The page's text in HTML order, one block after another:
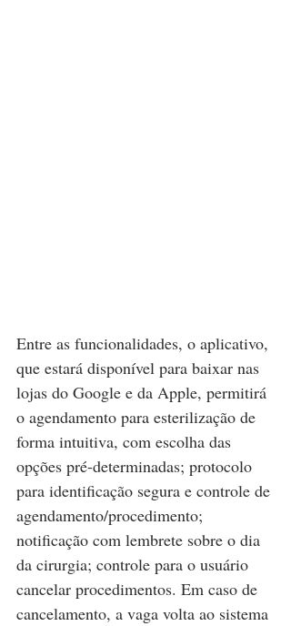
Entre as funcionalidades, o aplicativo,
que estará disponível para baixar nas
lojas do Google e da Apple, permitirá
o agendamento para esterilização de
forma intuitiva, com escolha das
opções pré-determinadas; protocolo
para identificação segura e controle de
agendamento/procedimento;
notificação com lembrete sobre o dia
da cirurgia; controle para o usuário
cancelar procedimentos. Em caso de
cancelamento, a vaga volta ao sistema